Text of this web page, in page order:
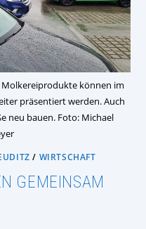
Molkereiprodukte können im
präsentiert werden. Auch
neu bauen. Foto: Michael
/ WIRTSCHAFT
GEMEINSAM